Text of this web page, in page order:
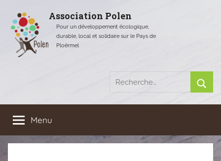
contenu
Association Polen
Pour un développement écologique,
durable, local et solidaire sur le Pays de
Ploërmel
Recherche
pour
:
Menu